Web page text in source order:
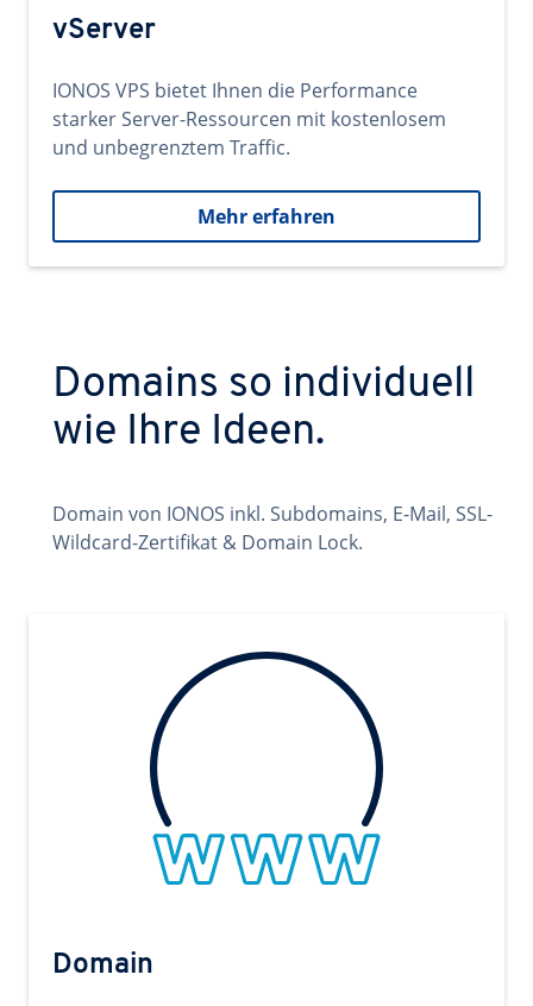
vServer
IONOS VPS bietet Ihnen die Performance
starker Server-Ressourcen mit kostenlosem
und unbegrenztem Traffic.
Mehr erfahren
Domains so individuell
wie Ihre Ideen.
Domain von IONOS inkl. Subdomains, E-Mail, SSL-
Wildcard-Zertifikat & Domain Lock.
Domain